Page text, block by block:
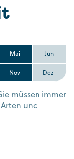
Mai Jun
Nov Dez
müssen immer
und